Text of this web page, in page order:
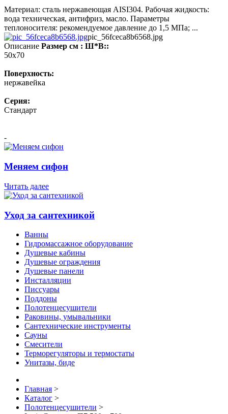
Материал: сталь нержавеющая AISI304. Рабочая жидкость:
вода техническая, антифриз, масло. Параметры
теплоносителя: рекомендуемое давление до 1,5 МПа; ...
pic_56fceca8b6568.jpg
Описание Размер см : Ш*В::
50x70
Поверхность:
нержавейка
Серия:
Стандарт
-
Меняем сифон
Читать далее
Уход за сантехникой
Ванны
Гидромассажное оборудование
Душевые кабины
Душевые ограждения
Душевые панели
Инсталляции
Писсуары
Поддоны
Полотенцесушители
Раковины, умывальники
Сантехнические инструменты
Сауны
Смесители
Терморегуляторы и термостаты
Унитазы, биде
Главная >
Каталог >
Полотенцесушители >